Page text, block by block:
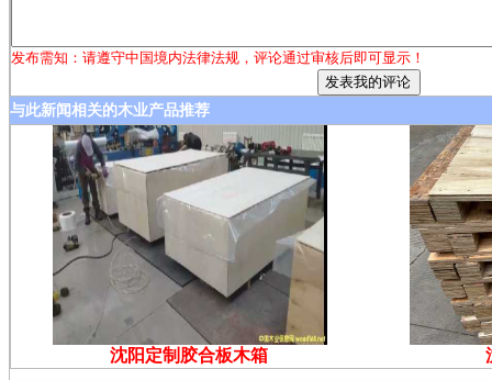
发布需知：请遵守中国境内法律法规，评论通过审核后即可显示！
与此新闻相关的木业产品推荐
沈阳定制胶合板木箱